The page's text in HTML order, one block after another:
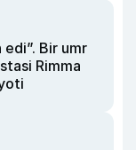
Bir umr
Rimma